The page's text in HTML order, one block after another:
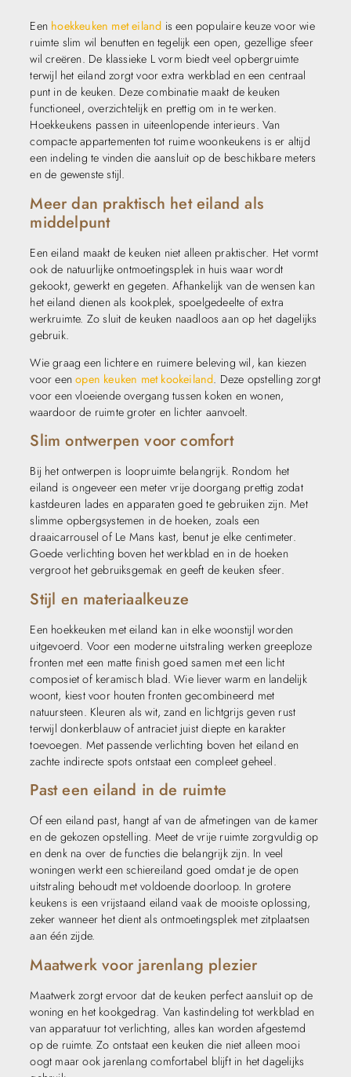
Een hoekkeuken met eiland is een populaire keuze voor wie
ruimte slim wil benutten en tegelijk een open, gezellige sfeer
wil creëren. De klassieke L vorm biedt veel opbergruimte
terwijl het eiland zorgt voor extra werkblad en een centraal
punt in de keuken. Deze combinatie maakt de keuken
functioneel, overzichtelijk en prettig om in te werken.
Hoekkeukens passen in uiteenlopende interieurs. Van
compacte appartementen tot ruime woonkeukens is er altijd
een indeling te vinden die aansluit op de beschikbare meters
en de gewenste stijl.
Meer dan praktisch het eiland als
middelpunt
Een eiland maakt de keuken niet alleen praktischer. Het vormt
ook de natuurlijke ontmoetingsplek in huis waar wordt
gekookt, gewerkt en gegeten. Afhankelijk van de wensen kan
het eiland dienen als kookplek, spoelgedeelte of extra
werkruimte. Zo sluit de keuken naadloos aan op het dagelijks
gebruik.
Wie graag een lichtere en ruimere beleving wil, kan kiezen
voor eenopen keuken met kookeiland. Deze opstelling zorgt
voor een vloeiende overgang tussen koken en wonen,
waardoor de ruimte groter en lichter aanvoelt.
Slim ontwerpen voor comfort
Bij het ontwerpen is loopruimte belangrijk. Rondom het
eiland is ongeveer een meter vrije doorgang prettig zodat
kastdeuren lades en apparaten goed te gebruiken zijn. Met
slimme opbergsystemen in de hoeken, zoals een
draaicarrousel of Le Mans kast, benut je elke centimeter.
Goede verlichting boven het werkblad en in de hoeken
vergroot het gebruiksgemak en geeft de keuken sfeer.
Stijl en materiaalkeuze
Een hoekkeuken met eiland kan in elke woonstijl worden
uitgevoerd. Voor een moderne uitstraling werken greeploze
fronten met een matte finish goed samen met een licht
composiet of keramisch blad. Wie liever warm en landelijk
woont, kiest voor houten fronten gecombineerd met
natuursteen. Kleuren als wit, zand en lichtgrijs geven rust
terwijl donkerblauw of antraciet juist diepte en karakter
toevoegen. Met passende verlichting boven het eiland en
zachte indirecte spots ontstaat een compleet geheel.
Past een eiland in de ruimte
Of een eiland past, hangt af van de afmetingen van de kamer
en de gekozen opstelling. Meet de vrije ruimte zorgvuldig op
en denk na over de functies die belangrijk zijn. In veel
woningen werkt een schiereiland goed omdat je de open
uitstraling behoudt met voldoende doorloop. In grotere
keukens is een vrijstaand eiland vaak de mooiste oplossing,
zeker wanneer het dient als ontmoetingsplek met zitplaatsen
aan één zijde.
Maatwerk voor jarenlang plezier
Maatwerk zorgt ervoor dat de keuken perfect aansluit op de
woning en het kookgedrag. Van kastindeling tot werkblad en
van apparatuur tot verlichting, alles kan worden afgestemd
op de ruimte. Zo ontstaat een keuken die niet alleen mooi
oogt maar ook jarenlang comfortabel blijft in het dagelijks